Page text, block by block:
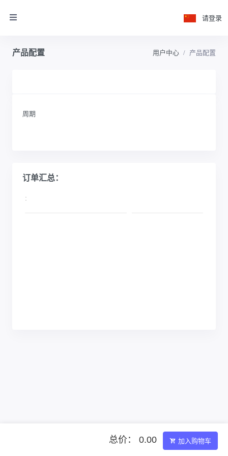
请登录
产品配置 用户中心 产品配置
周期
订单汇总：
:
总价： 0.00 加入购物车
Powered by ©智简魔方